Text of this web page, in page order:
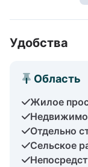
Удобства
Область
Жилое
Отдельно
Сельское